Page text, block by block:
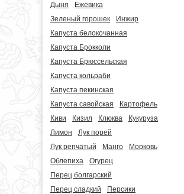
Дыня
Ежевика
Зеленый горошек
Инжир
Капуста белокочанная
Капуста Брокколи
Капуста Брюссельская
Капуста кольраби
Капуста пекинская
Капуста савойская
Картофель
Киви
Кизил Клюква
Кукуруза
Лимон
Лук порей
Лук репчатый
Манго
Морковь
Облепиха
Огурец
Перец болгарский
Перец сладкий
Персики